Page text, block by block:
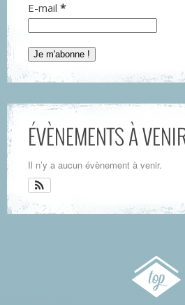
E-mail *
ÉVÈNEMENTS À
Il n’y a aucun évènement à venir.